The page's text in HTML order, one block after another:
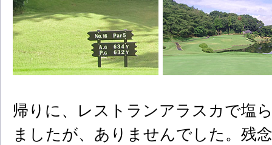
帰りに、レストランアラスカで塩
ましたが、ありませんでした。残